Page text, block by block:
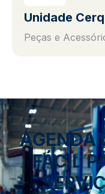
Unidade
Peças e
FÁCIL